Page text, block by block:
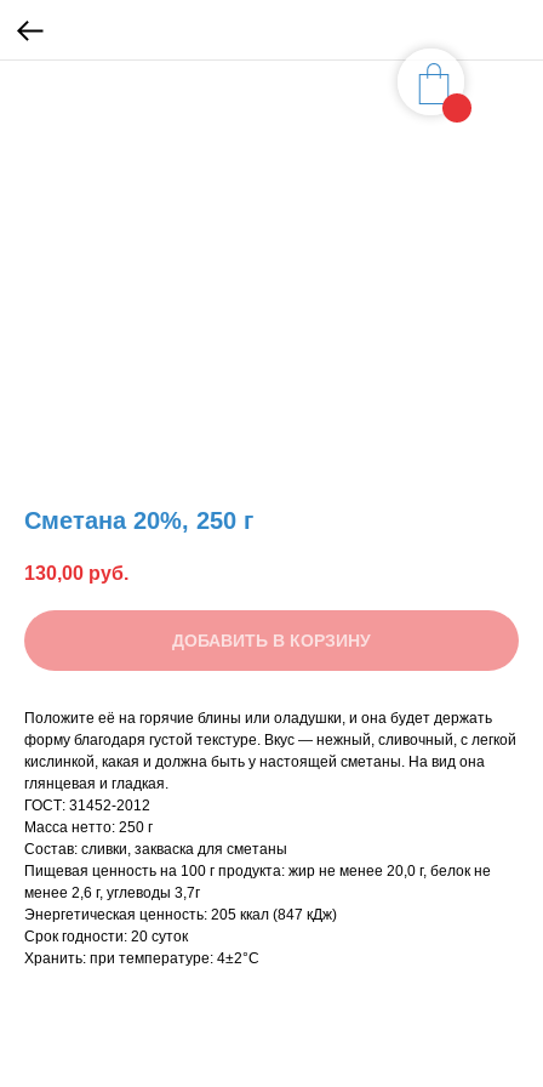
Сметана 20%, 250 г
130,00 руб.
ДОБАВИТЬ В КОРЗИНУ
Положите её на горячие блины или оладушки, и она будет держать
форму благодаря густой текстуре. Вкус — нежный, сливочный, с легкой
кислинкой, какая и должна быть у настоящей сметаны. На вид она
глянцевая и гладкая.
ГОСТ: 31452-2012
Масса нетто: 250 г
Состав: сливки, закваска для сметаны
Пищевая ценность на 100 г продукта: жир не менее 20,0 г, белок не
менее 2,6 г, углеводы 3,7г
Энергетическая ценность: 205 ккал (847 кДж)
Срок годности: 20 суток
Хранить: при температуре: 4±2°С